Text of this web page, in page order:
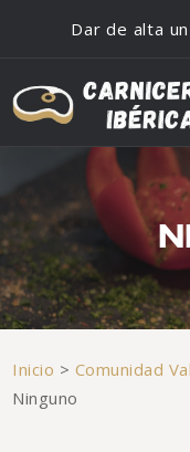
Dar de alta
Inicio > Comunidad
Ninguno